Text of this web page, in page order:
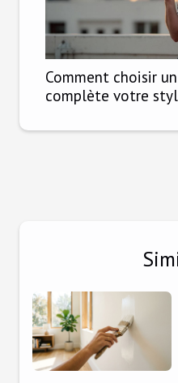
Comment choisir
complète votre